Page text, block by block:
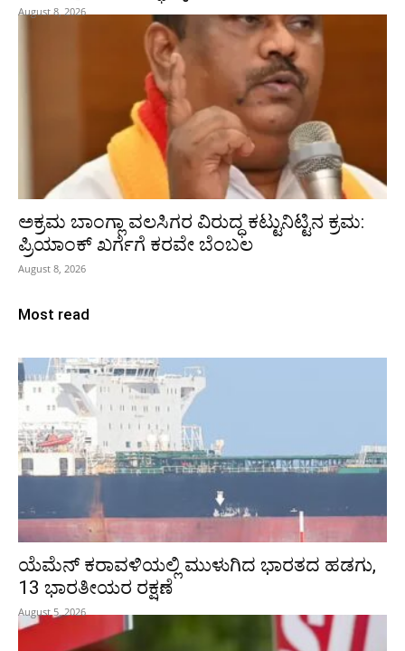
August 8, 2026
ಅಕ್ರಮ ಬಾಂಗ್ಲಾ ವಲಸಿಗರ ವಿರುದ್ಧ ಕಟ್ಟುನಿಟ್ಟಿನ ಕ್ರಮ:
ಪ್ರಿಯಾಂಕ್ ಖರ್ಗೆಗೆ ಕರವೇ ಬೆಂಬಲ
August 8, 2026
Most read
ಯೆಮೆನ್‌ ಕರಾವಳಿಯಲ್ಲಿ ಮುಳುಗಿದ ಭಾರತದ ಹಡಗು,
13 ಭಾರತೀಯರ ರಕ್ಷಣೆ
August 5, 2026